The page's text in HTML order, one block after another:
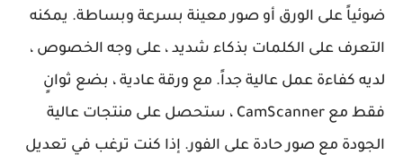
ضوئياً على الورق أو صور معينة بسرعة وبساطة. يمكنه
التعرف على الكلمات بذكاء شديد ، على وجه الخصوص ،
لديه كفاءة عمل عالية جداً. مع ورقة عادية ، بضع ثوانٍ
فقط مع CamScanner ، ستحصل على منتجات عالية
الجودة مع صور حادة على الفور. إذا كنت ترغب في تعديل